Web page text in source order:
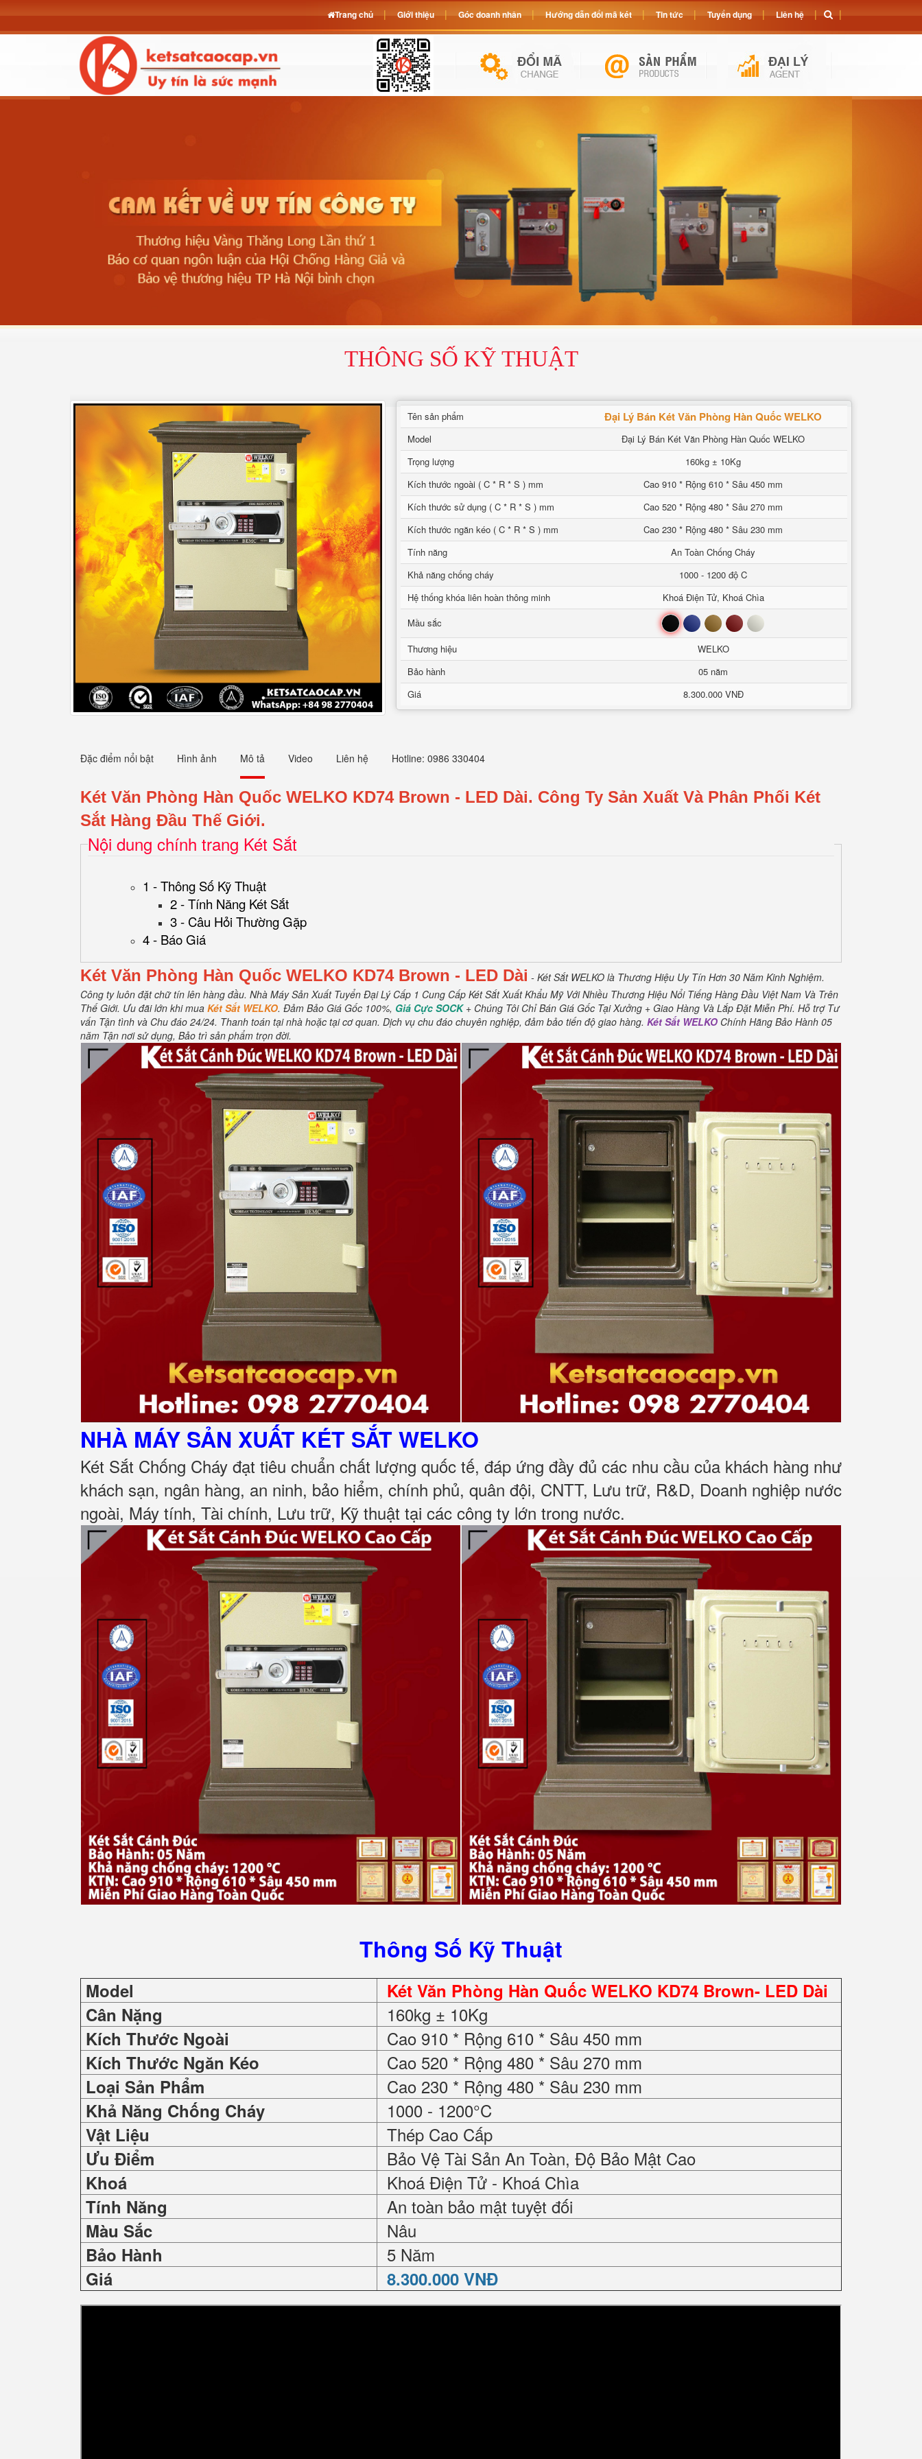
THÔNG SỐ KỸ THUẬT
Tên sản phẩm Đại Lý Bán Két Văn Phòng Hàn Quốc WELKO
Model
Đại Lý Bán Két Văn Phòng Hàn Quốc WELKO
Trọng lượng
160kg ± 10Kg
Kích thước ngoài ( C * R * S ) mm
Cao 910 * Rộng 610 * Sâu 450 mm
Kích thước sử dụng ( C * R * S ) mm
Cao 520 * Rộng 480 * Sâu 270 mm
Kích thước ngăn kéo ( C * R * S ) mm
Cao 230 * Rộng 480 * Sâu 230 mm
Tính năng
An Toàn Chống Cháy
Khả năng chống cháy
1000 - 1200 độ C
Hệ thống khóa liên hoàn thông minh
Khoá Điện Tử, Khoá Chìa
Mầu sắc
Đen Xanh Nâu Đỏ Trắng
Thương hiệu
WELKO
Bảo hành
05 năm
Giá
8.300.000 VNĐ
Đặc điểm nổi bật Hình ảnh Mô tả Video Liên hệ Hotline: 0986 330404
Két Văn Phòng Hàn Quốc WELKO KD74 Brown - LED Dài. Công Ty Sản Xuất Và Phân Phối Két
Sắt Hàng Đầu Thế Giới.
Nội dung chính trang Két Sắt
1 - Thông Số Kỹ Thuật
2 - Tính Năng Két Sắt
3 - Câu Hỏi Thường Gặp
4 - Báo Giá
Két Văn Phòng Hàn Quốc WELKO KD74 Brown - LED Dài - Két Sắt WELKO là Thương Hiệu Uy Tín Hơn 30 Năm Kinh Nghiệm.
Công ty luôn đặt chữ tín lên hàng đầu. Nhà Máy Sản Xuất Tuyển Đại Lý Cấp 1 Cung Cấp Két Sắt Xuất Khẩu Mỹ Với Nhiều Thương Hiệu Nổi Tiếng Hàng Đầu Việt Nam Và Trên
Thế Giới. Ưu đãi lớn khi mua Két Sắt WELKO. Đảm Bảo Giá Gốc 100%, Giá Cực SOCK+ Chúng Tôi Chỉ Bán Giá Gốc Tại Xưởng + Giao Hàng Và Lắp Đặt Miễn Phí. Hỗ trợ Tư
vấn Tận tình và Chu đáo 24/24. Thanh toán tại nhà hoặc tại cơ quan. Dịch vụ chu đáo chuyên nghiệp, đảm bảo tiến độ giao hàng. Két Sắt WELKO Chính Hãng Bảo Hành 05
năm Tận nơi sử dụng, Bảo trì sản phẩm trọn đời.
NHÀ MÁY SẢN XUẤT KÉT SẮTWELKO
Két Sắt Chống Cháy đạt tiêu chuẩn chất lượng quốc tế, đáp ứng đầy đủ các nhu cầu của khách hàng như
khách sạn, ngân hàng, an ninh, bảo hiểm, chính phủ, quân đội, CNTT, Lưu trữ, R&D, Doanh nghiệp nước
ngoài, Máy tính, Tài chính, Lưu trữ, Kỹ thuật tại các công ty lớn trong nước.
Thông Số Kỹ Thuật
Model
Két Văn Phòng Hàn Quốc WELKO KD74 Brown- LED Dài
Cân Nặng
160kg ± 10Kg
Kích Thước Ngoài Cao 910 * Rộng 610 * Sâu 450 mm
Kích Thước Ngăn Kéo Cao 520 * Rộng 480 * Sâu 270 mm
Loại Sản Phẩm Cao 230 * Rộng 480 * Sâu 230 mm
Khả Năng Chống Cháy 1000 - 1200°C
Vật Liệu Thép Cao Cấp
Ưu Điểm Bảo Vệ Tài Sản An Toàn, Độ Bảo Mật Cao
Khoá Khoá Điện Tử - Khoá Chìa
Tính Năng An toàn bảo mật tuyệt đối
Màu Sắc Nâu
Bảo Hành 5 Năm
Giá 8.300.000 VNĐ
Trang chủ Giới thiệu Góc doanh nhân Hướng dẫn đổi mã két Tin tức Tuyển dụng Liên hệ